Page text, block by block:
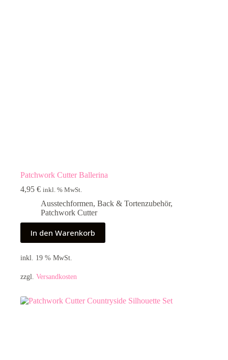
Patchwork Cutter Ballerina
4,95 € inkl. % MwSt.
Ausstechformen, Back & Tortenzubehör,
Patchwork Cutter
In den Warenkorb
inkl. 19 % MwSt.
zzgl. Versandkosten